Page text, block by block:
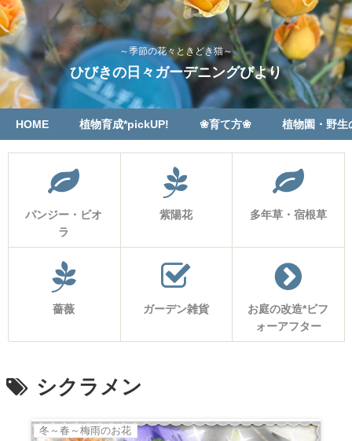
～季節の花々ときどき猫～
ひびきの日々ガーデニングびより
HOME 植物育成*pickUP! ❀育て方❀ 植物園・野生
パンジー・ビオ
ラ
紫陽花 多年草・宿根草
薔薇 ガーデン雑貨
お庭の改造*ビフ
ォーアフター
シクラメン
冬～春～梅雨のお花